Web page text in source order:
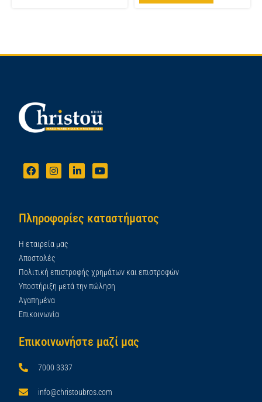
Πληροφορίες καταστήματος
Η εταιρεία μας
Αποστολές
Πολιτική επιστροφής χρημάτων και επιστροφών
Υποστήριξη μετά την πώληση
Αγαπημένα
Επικοινωνία
Επικοινωνήστε μαζί μας
7000 3337
info@christoubros.com